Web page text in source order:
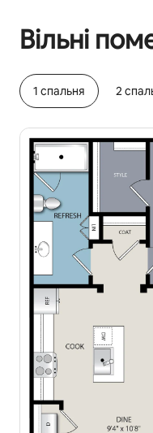
Вільні
1 спальня 2